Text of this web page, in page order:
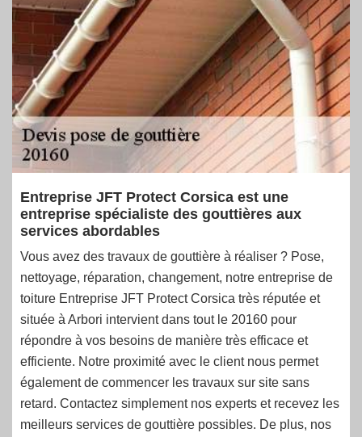
Entreprise JFT Protect Corsica est une
entreprise spécialiste des gouttières aux
services abordables
Vous avez des travaux de gouttière à réaliser ? Pose,
nettoyage, réparation, changement, notre entreprise de
toiture Entreprise JFT Protect Corsica très réputée et
située à Arbori intervient dans tout le 20160 pour
répondre à vos besoins de manière très efficace et
efficiente. Notre proximité avec le client nous permet
également de commencer les travaux sur site sans
retard. Contactez simplement nos experts et recevez les
meilleurs services de gouttière possibles. De plus, nos